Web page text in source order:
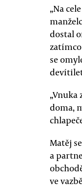
„Na
dostal
se
„Vnuka
doma,
Matěj
a
ve